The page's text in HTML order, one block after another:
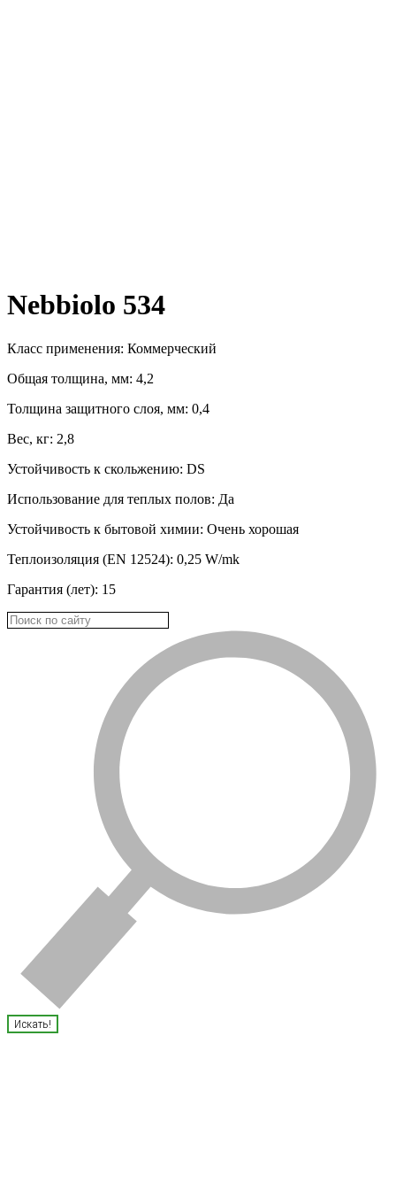
Nebbiolo 534
Класс применения: Коммерческий
Общая толщина, мм: 4,2
Толщина защитного слоя, мм: 0,4
Вес, кг: 2,8
Устойчивость к скольжению: DS
Использование для теплых полов: Да
Устойчивость к бытовой химии: Oчень хорошая
Теплоизоляция (EN 12524): 0,25 W/mk
Гарантия (лет): 15
Искать!